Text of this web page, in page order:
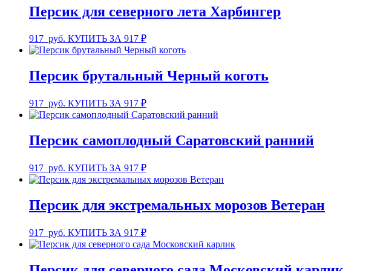
Персик для северного лета Харбингер
917 руб. КУПИТЬ ЗА 917 ₽
Персик брутальный Черный коготь
917 руб. КУПИТЬ ЗА 917 ₽
Персик самоплодный Саратовский ранний
917 руб. КУПИТЬ ЗА 917 ₽
Персик для экстремальных морозов Ветеран
917 руб. КУПИТЬ ЗА 917 ₽